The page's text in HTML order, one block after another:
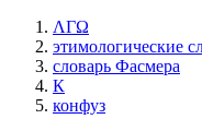
ΛΓΩ
этимологические
словарь Фасмера
К
конфуз